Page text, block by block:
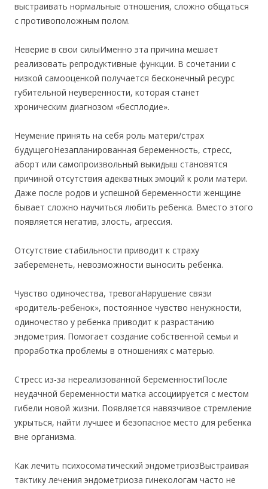
выстраивать нормальные отношения, сложно общаться
с противоположным полом.
Неверие в свои силыИменно эта причина мешает
реализовать репродуктивные функции. В сочетании с
низкой самооценкой получается бесконечный ресурс
губительной неуверенности, которая станет
хроническим диагнозом «бесплодие».
Неумение принять на себя роль матери/страх
будущегоНезапланированная беременность, стресс,
аборт или самопроизвольный выкидыш становятся
причиной отсутствия адекватных эмоций к роли матери.
Даже после родов и успешной беременности женщине
бывает сложно научиться любить ребенка. Вместо этого
появляется негатив, злость, агрессия.
Отсутствие стабильности приводит к страху
забеременеть, невозможности выносить ребенка.
Чувство одиночества, тревогаНарушение связи
«родитель-ребенок», постоянное чувство ненужности,
одиночество у ребенка приводит к разрастанию
эндометрия. Помогает создание собственной семьи и
проработка проблемы в отношениях с матерью.
Стресс из-за нереализованной беременностиПосле
неудачной беременности матка ассоциируется с местом
гибели новой жизни. Появляется навязчивое стремление
укрыться, найти лучшее и безопасное место для ребенка
вне организма.
Как лечить психосоматический эндометриозВыстраивая
тактику лечения эндометриоза гинекологам часто не